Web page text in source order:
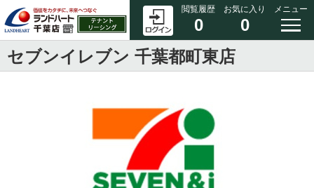
閲覧履歴
0
お気に入り
0
メニュー
セブンイレブン 千葉都町東店